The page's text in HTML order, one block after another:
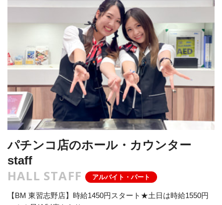
パチンコ店のホール・カウンター
staff
HALL STAFF アルバイト・パート
【BM 東習志野店】時給1450円スタート★土日は時給1550円